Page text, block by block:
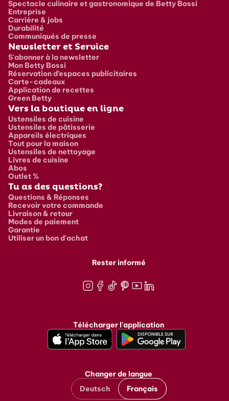
Spectacle culinaire et gastronomique de Betty Bossi
Entreprise
Carrière & jobs
Durabilité
Communiqués de presse
Newsletter et Service
S'abonner à la newsletter
Mon Betty Bossi
Réservation d’espaces publicitaires
Carte-cadeaux
Application de recettes
Green Betty
Vers la boutique en ligne
Ustensiles de cuisine
Ustensiles de pâtisserie
Appareils électriques
Tout pour la maison
Ustensiles de nettoyage
Livres de cuisine
Abos
Outlet %
Tu as des questions?
Questions & Réponses
Recevoir votre commande
Livraison & retour
Modes de paiement
Garantie
Utiliser un bon d'achat
Rester informé
Télécharger l'application
Changer de langue
Deutsch
Français